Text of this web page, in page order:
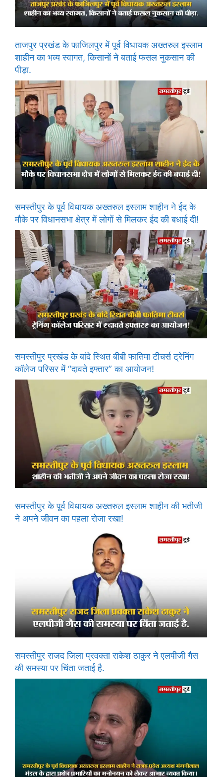
ताजपुर प्रखंड के फाजिलपुर में पूर्व विधायक अख्तरुल इस्लाम
शाहीन का भव्य स्वागत, किसानों ने बताई फसल नुकसान की
पीड़ा.
समस्तीपुर के पूर्व विधायक अख्तरुल इस्लाम शाहीन ने ईद के
मौके पर विधानसभा क्षेत्र में लोगों से मिलकर ईद की बधाई दी!
समस्तीपुर प्रखंड के बांदे स्थित बीबी फातिमा टीचर्स ट्रेनिंग
कॉलेज परिसर में “दावते इफ्तार” का आयोजन!
समस्तीपुर के पूर्व विधायक अख्तरुल इस्लाम शाहीन की भतीजी
ने अपने जीवन का पहला रोजा रखा!
समस्तीपुर राजद जिला प्रवक्ता राकेश ठाकुर ने एलपीजी गैस
की समस्या पर चिंता जताई है.